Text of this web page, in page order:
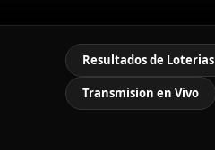
Resultados de Loterias
Transmision en Vivo